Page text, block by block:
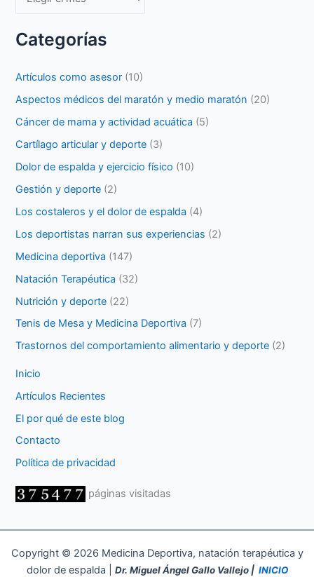
Categorías
Artículos como asesor (10)
Aspectos médicos del maratón y medio maratón (20)
Cáncer de mama y actividad acuática (5)
Cartílago articular y deporte (3)
Dolor de espalda y ejercicio físico (10)
Gestión y deporte (2)
Los costaleros y el dolor de espalda (4)
Los deportistas narran sus experiencias (2)
Medicina deportiva (147)
Natación Terapéutica (32)
Nutrición y deporte (22)
Tenis de Mesa y Medicina Deportiva (7)
Trastornos del comportamiento alimentario y deporte (2)
Inicio
Artículos Recientes
El por qué de este blog
Contacto
Política de privacidad
páginas visitadas
Copyright © 2026 Medicina Deportiva, natación terapéutica y
dolor de espalda | Dr. Miguel Ángel Gallo Vallejo | INICIO